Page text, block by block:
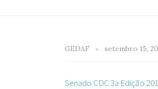
GEDAF setembro 15,
Senado CDC 3a Edição